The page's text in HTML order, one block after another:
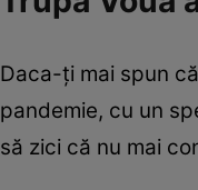
Daca-ți mai spun
pandemie, cu un
să zici că nu mai